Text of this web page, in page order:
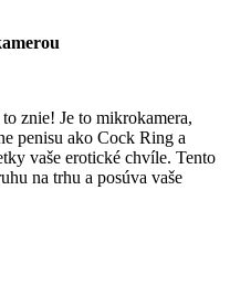
znie! Je to mikrokamera,
penisu ako Cock Ring a
vaše erotické chvíle. Tento
na trhu a posúva vaše